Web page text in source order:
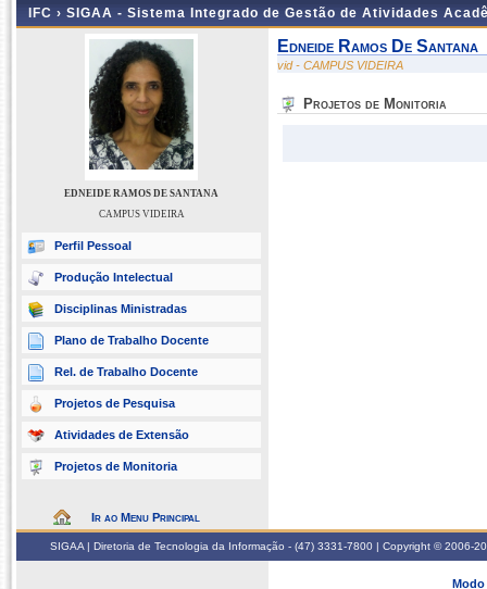
IFC › SIGAA - Sistema Integrado de Gestão de Atividades
EDNEIDE RAMOS DE SANTANA
CAMPUS VIDEIRA
Perfil Pessoal
Produção Intelectual
Disciplinas Ministradas
Plano de Trabalho Docente
Rel. de Trabalho Docente
Projetos de Pesquisa
Atividades de Extensão
Projetos de Monitoria
Ir ao Menu Principal
Edneide Ramos De Santana
vid - CAMPUS VIDEIRA
Projetos de Monitoria
SIGAA | Diretoria de Tecnologia da Informação - (47) 3331-7800 | Copyright © 2006-
Modo